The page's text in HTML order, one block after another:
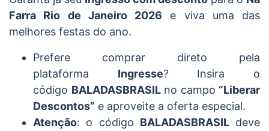
Farra Rio de Janeiro 2026 e viva uma das
melhores festas do ano.
Prefere comprar direto pela
plataforma Ingresse? Insira o
código BALADASBRASILno campo “Liberar
Descontos” e aproveite a oferta especial.
Atenção: o código BALADASBRASILdeve